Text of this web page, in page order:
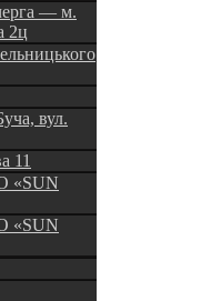
— м.
2ц
вул.
11